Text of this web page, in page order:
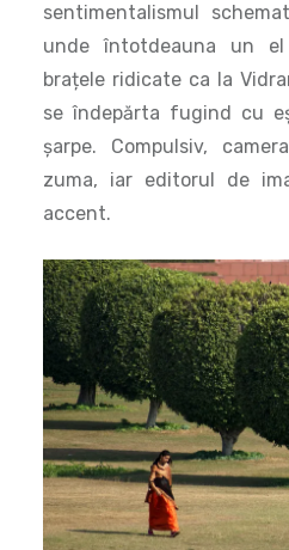
sentimentalismul
unde întotdeauna un
brațele ridicate ca la
se îndepărta fugind cu
șarpe. Compulsiv,
zuma, iar editorul de
accent.